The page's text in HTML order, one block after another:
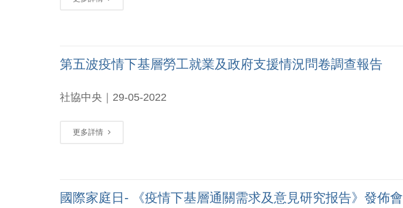
第五波疫情下基層勞工就業及政府支援情況問卷調查報告
社協中央｜29-05-2022
更多詳情
國際家庭日- 《疫情下基層通關需求及意見研究报告》發佈會